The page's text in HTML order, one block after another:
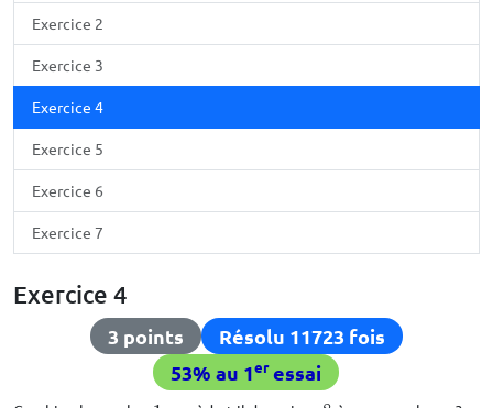
Exercice 2
Exercice 3
Exercice 4
Exercice 5
Exercice 6
Exercice 7
Exercice 4
3 points
Résolu 11723 fois
53% au 1eressai